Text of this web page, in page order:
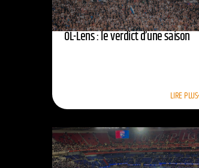
OL-Lens : le verdict d’une saison
LIRE PLUS